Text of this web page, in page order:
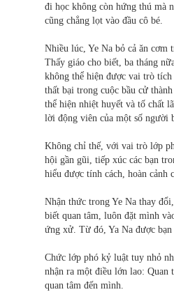
đi học không còn hứng thú mà
cũng chẳng lọt vào đầu cô bé.
Nhiều lúc, Ye Na bỏ cả ăn cơm
Thấy giáo cho biết, ba tháng
không thể hiện được vai trò
thất bại trong cuộc bầu cử
thể hiện nhiệt huyết và tố chất
lời động viên của một số người
Không chỉ thế, với vai trò lớp
hội gần gũi, tiếp xúc các bạn
hiểu được tính cách, hoàn cảnh
Nhận thức trong Ye Na thay
biết quan tâm, luôn đặt mình
ứng xử. Từ đó, Ya Na được bạn
Chức lớp phó kỷ luật tuy nhỏ
nhận ra một điều lớn lao: Quan
quan tâm đến mình.